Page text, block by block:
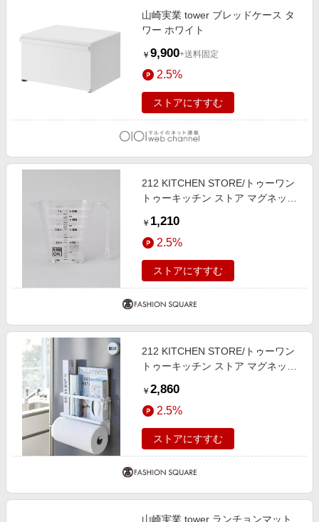
山崎実業 tower ブレッドケース タ
ワー ホワイト
￥ 9,900+送料固定
2.5%
ストアにすすむ
212 KITCHEN STORE/トゥーワン
トゥーキッチン ストア マグネット
業 ＜tower タワー＞ その他
00(FREE)
￥ 1,210
2.5%
ストアにすすむ
212 KITCHEN STORE/トゥーワン
トゥーキッチン ストア マグネット
WH 山崎実業 ＜tower タワー＞ ホ
ワイト(879) 00
￥ 2,860
2.5%
ストアにすすむ
山崎実業 tower ランチョンマット